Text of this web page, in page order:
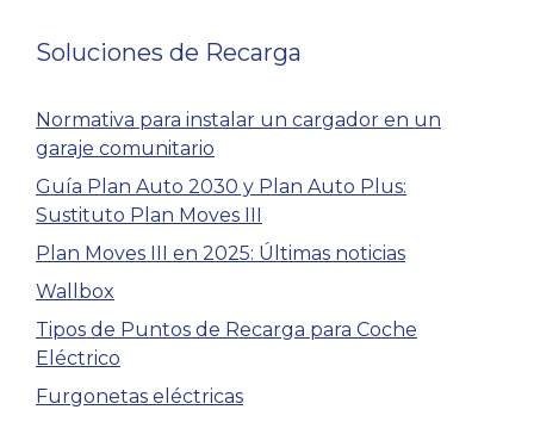
Soluciones de Recarga
Normativa para instalar un cargador en un
garaje comunitario
Guía Plan Auto 2030 y Plan Auto Plus:
Sustituto Plan Moves III
Plan Moves III en 2025: Últimas noticias
Wallbox
Tipos de Puntos de Recarga para Coche
Eléctrico
Furgonetas eléctricas